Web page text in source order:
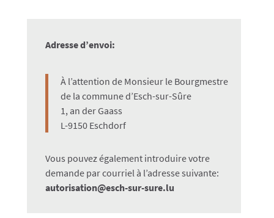
Adresse d’envoi:
À l’attention de Monsieur le Bourgmestre
de la commune d’Esch-sur-Sûre
1, an der Gaass
L-9150 Eschdorf
Vous pouvez également introduire votre
demande par courriel à l’adresse suivante:
autorisation@esch-sur-sure.lu